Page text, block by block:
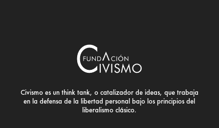
Civismo es un think tank, o catalizador de ideas, que trabaja
en la defensa de la libertad personal bajo los principios del
liberalismo clásico.